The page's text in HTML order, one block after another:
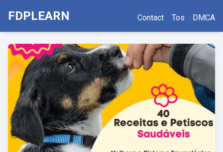
FDPLEARN Contact Tos DMCA